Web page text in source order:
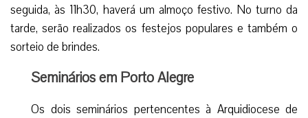
seguida, às 11h30, haverá um almoço festivo. No turno da
tarde, serão realizados os festejos populares e também o
sorteio de brindes.
Seminários em Porto Alegre
Os dois seminários pertencentes à Arquidiocese de